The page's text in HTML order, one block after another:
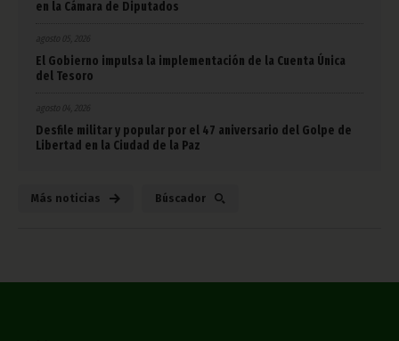
en la Cámara de Diputados
El Gobierno impulsa la implementación de la Cuenta Única
del Tesoro
agosto 04, 2026
Desfile militar y popular por el 47 aniversario del Golpe de
Libertad en la Ciudad de la Paz
Más noticias Búscador